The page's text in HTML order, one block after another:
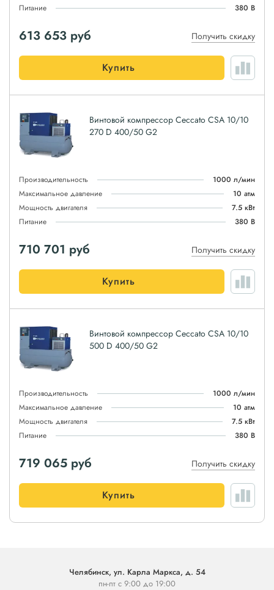
Питание
380 В
613 653 руб Получить скидку
Купить
Винтовой компрессор Ceccato CSA 10/10
270 D 400/50 G2
Производительность
1000 л/мин
Максимальное давление
10 атм
Мощность двигателя
7.5 кВт
Питание
380 В
710 701 руб Получить скидку
Купить
Винтовой компрессор Ceccato CSA 10/10
500 D 400/50 G2
Производительность
1000 л/мин
Максимальное давление
10 атм
Мощность двигателя
7.5 кВт
Питание
380 В
719 065 руб Получить скидку
Купить
Челябинск, ул. Карла Маркса, д. 54
пн-пт с 9:00 до 19:00